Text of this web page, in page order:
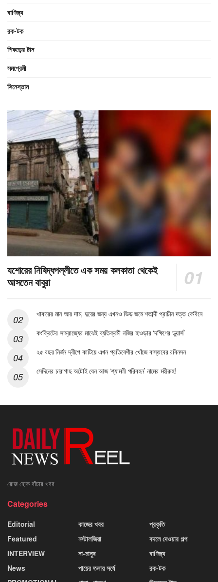
বাণিজ্য
রক-টক
শিকড়ের টান
সমপ্রেমী
সিনেস্তান
যশোরের নিষিদ্ধপল্লীতে এক সময় কলকাতা থেকেই
আসতেন বাবুরা
খাবারের মান আর দাম, দুয়ের জন্য এখনও ভিড় জমে শতাব্দী প্রাচীন দত্ত কেবিনে
কংক্রিটের সাম্রাজ্যের মাঝেই ব্যতিক্রমী নজির হাওড়ার ‘দক্ষিণের ডুয়ার্স’
২৫ বছর নির্জন দ্বীপে কাটিয়ে এখন প্রতিবেশীর খোঁজে বাস্তবের রবিনসন
সেদিনের চারাগাছ অটোই যেন আজ ‘শ্যামলী পরিবহন’ নামের মহীরুহ!
রোজ হোক বাঁচার খবর
Categories
Editorial
Featured
INTERVIEW
News
কাজের খবর
নস্টালজিয়া
না-মানুষ
পায়ের তলায় সর্ষে
প্রকৃতি
বদলে দেওয়ার গল্প
বাণিজ্য
রক-টক